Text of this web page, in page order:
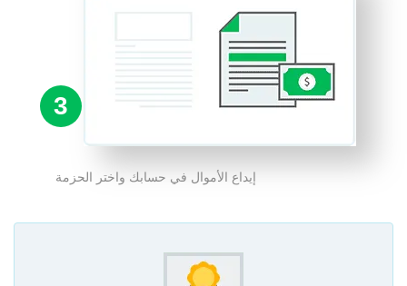
3
إيداع الأموال في حسابك واختر الحزمة